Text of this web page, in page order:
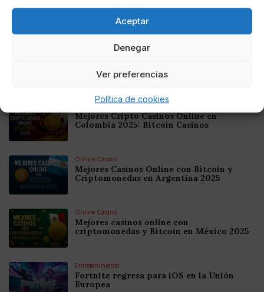
Aceptar
Denegar
Ver preferencias
Política de cookies
Pixia4869
Redactora freelancer, amante de la prensa
rosa
Noticias relacionadas
Online Casino
Mejores Cripto Casinos Online en
Colombia 2025: Bitcoin Casinos
Online Casino
Mejores Casinos Online con Bitcoin y
Criptomonedas en Argentina 2025
Online Casino
Mejores casinos online con
criptomonedas y Bitcoin en México 2025
Entretenimiento
Fortnite regresa para iOS en la Unión
Europea